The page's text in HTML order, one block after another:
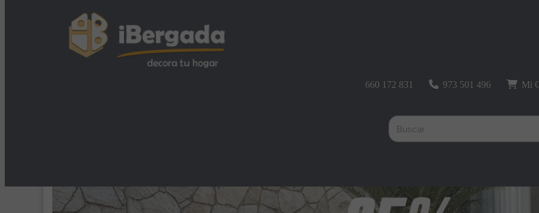
660 172 831 973 501 496 Mi